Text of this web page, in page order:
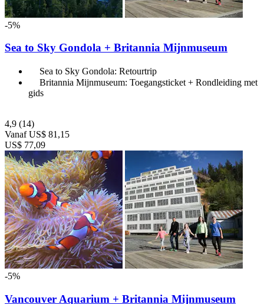
-5%
Sea to Sky Gondola + Britannia Mijnmuseum
Sea to Sky Gondola: Retourtrip
Britannia Mijnmuseum: Toegangsticket + Rondleiding met
gids
4,9 (14)
Vanaf US$ 81,15
US$ 77,09
-5%
Vancouver Aquarium + Britannia Mijnmuseum